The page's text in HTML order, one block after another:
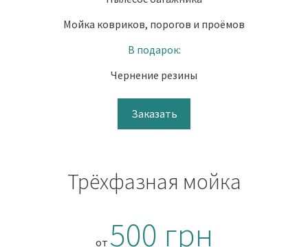
Мойка ковриков, порогов и проёмов
В подарок:
Чернение резины
Заказать
Трёхфазная мойка
от 500 грн